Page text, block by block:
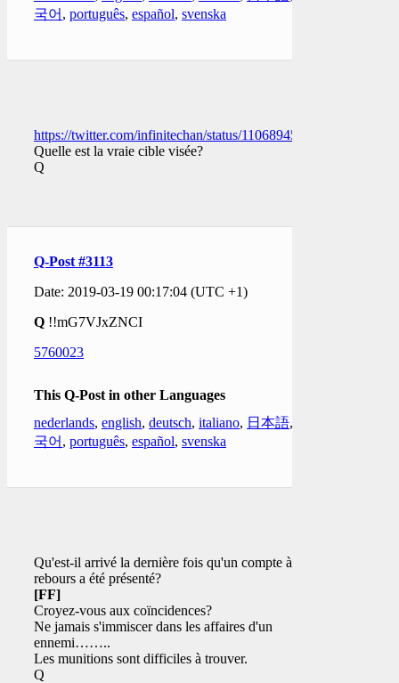
국어 , português, español, svenska
https://twitter.com/infinitechan/status/1106894519859974144
Quelle est la vraie cible visée?
Q
Q-Post #3113
Date: 2019-03-19 00:17:04 (UTC +1)
Q !!mG7VJxZNCI
5760023
This Q-Post in other Languages
nederlands, english, deutsch, italiano, 日本語,
국어 , português, español, svenska
Qu'est-il arrivé la dernière fois qu'un compte à
rebours a été présenté?
[FF]
Croyez-vous aux coïncidences?
Ne jamais s'immiscer dans les affaires d'un
ennemi……..
Les munitions sont difficiles à trouver.
Q